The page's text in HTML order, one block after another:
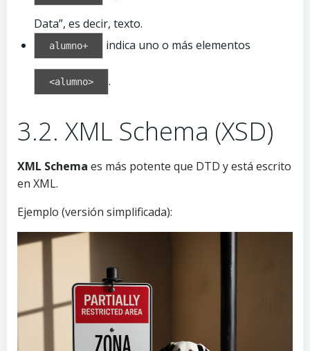
Data”, es decir, texto.
alumno+ indica uno o más elementos
<alumno> .
3.2. XML Schema (XSD)
XML Schema es más potente que DTD y está escrito
en XML.
Ejemplo (versión simplificada):